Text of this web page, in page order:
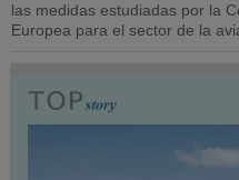
las medidas estudiadas por la
Europea para el sector de la